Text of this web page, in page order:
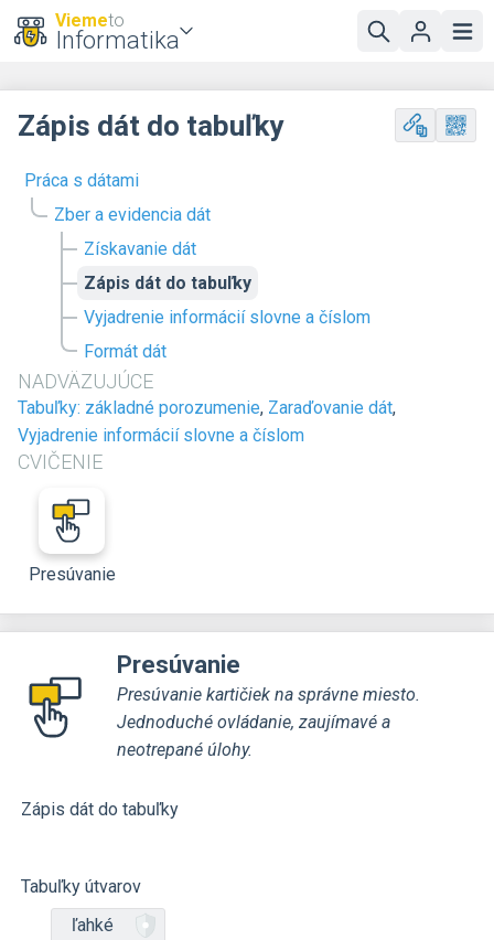
Viemeto
Informatika
Práca s dátami
Zber a evidencia dát
Získavanie dát
Zápis dát do tabuľky
Vyjadrenie informácií slovne a číslom
Formát dát
NADVÄZUJÚCE
Tabuľky: základné porozumenie, Zaraďovanie dát,
Vyjadrenie informácií slovne a číslom
CVIČENIE
Presúvanie
Zápis dát do tabuľky
Presúvanie
Presúvanie kartičiek na správne miesto.
Jednoduché ovládanie, zaujímavé a
neotrepané úlohy.
Zápis dát do tabuľky
Tabuľky útvarov
ľahké